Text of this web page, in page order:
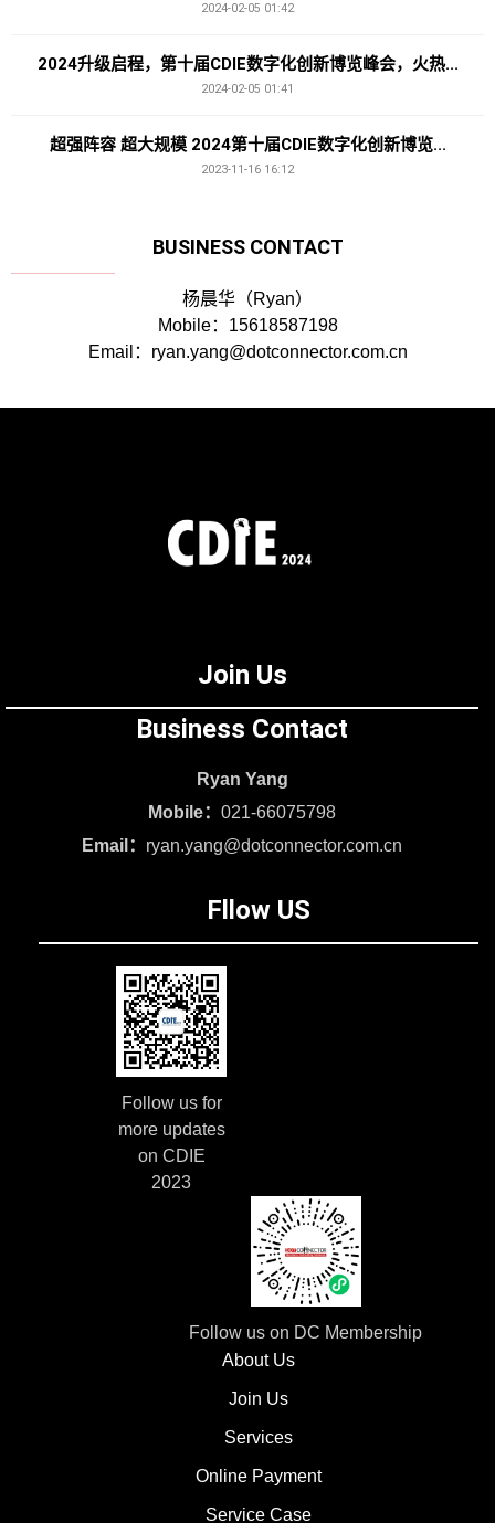
2024-02-05 01:42
2024升级启程，第十届CDIE数字化创新博览峰会，火热...
2024-02-05 01:41
超强阵容 超大规模 2024第十届CDIE数字化创新博览...
2023-11-16 16:12
BUSINESS CONTACT
杨晨华（Ryan）
Mobile：15618587198
Email：ryan.yang@dotconnector.com.cn
Join Us
Business Contact
Ryan Yang
Mobile： 021-66075798
Email： ryan.yang@dotconnector.com.cn
Fllow US
Follow us for
more updates
on CDIE
2023
Follow us on DC Membership
About Us
Join Us
Services
Online Payment
Service Case